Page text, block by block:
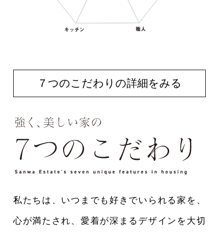
７つのこだわりの詳細をみる
私たちは、いつまでも好きでいられる家を、
心が満たされ、愛着が深まるデザインを大切